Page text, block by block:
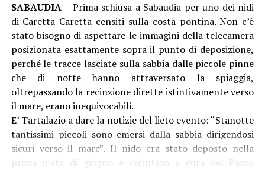
SABAUDIA– Prima schiusa a Sabaudia per uno dei nidi
di Caretta Caretta censiti sulla costa pontina. Non c’è
stato bisogno di aspettare le immagini della telecamera
posizionata esattamente sopra il punto di deposizione,
perché le tracce lasciate sulla sabbia dalle piccole pinne
che di notte hanno attraversato la spiaggia,
oltrepassando la recinzione dirette istintivamente verso
il mare, erano inequivocabili.
E’ Tartalazio a dare la notizie del lieto evento: “Stanotte
tantissimi piccoli sono emersi dalla sabbia dirigendosi
sicuri verso il mare”. Il nido era stato deposto nella
prima metà di giugno e recintato a cura del Parco